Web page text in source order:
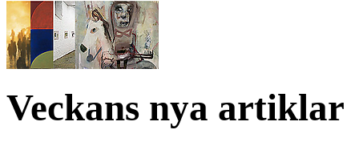
Veckans nya artiklar